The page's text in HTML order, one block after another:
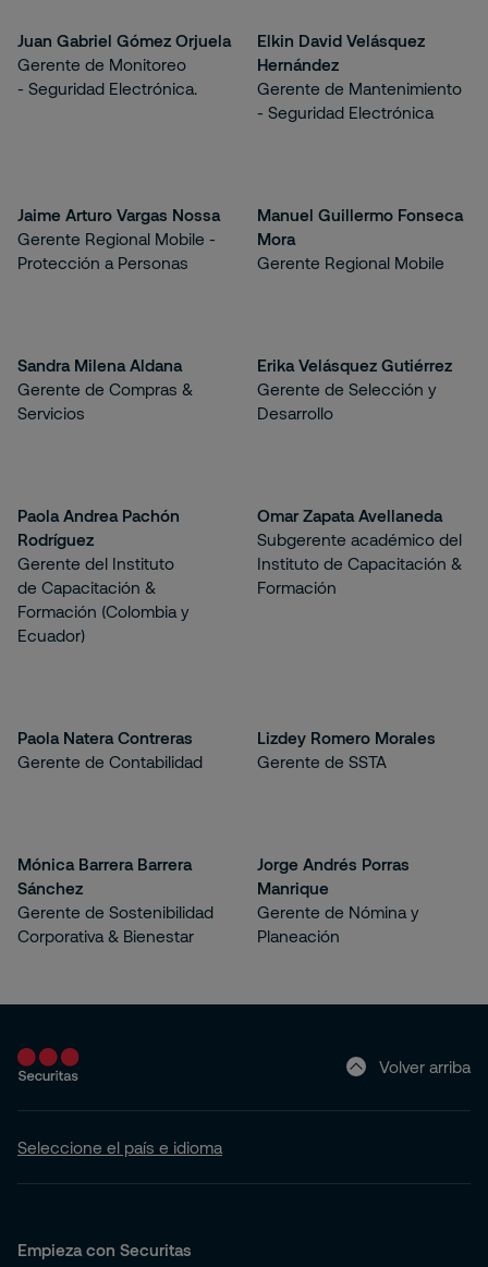
Juan Gabriel Gómez Orjuela
Gerente de Monitoreo
- Seguridad Electrónica.
Elkin David Velásquez
Hernández
Gerente de Mantenimiento
- Seguridad Electrónica
Jaime Arturo Vargas Nossa
Gerente Regional Mobile -
Protección a Personas
Manuel Guillermo Fonseca
Mora
Gerente Regional Mobile
Sandra Milena Aldana
Gerente de Compras &
Servicios
Erika Velásquez Gutiérrez
Gerente de Selección y
Desarrollo
Paola Andrea Pachón
Rodríguez
Gerente del Instituto
de Capacitación &
Formación (Colombia y
Ecuador)
Omar Zapata Avellaneda
Subgerente académico del
Instituto de Capacitación &
Formación
Paola Natera Contreras
Gerente de Contabilidad
Lizdey Romero Morales
Gerente de SSTA
Mónica Barrera Barrera
Sánchez
Gerente de Sostenibilidad
Corporativa & Bienestar
Jorge Andrés Porras
Manrique
Gerente de Nómina y
Planeación
Volver arriba
Seleccione el país e idioma
Empieza con Securitas